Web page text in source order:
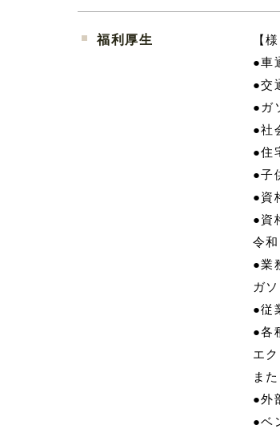
福利厚生
【
●車
●交
●ガ
●社
●住
●子
●資
●資
令
●業
ガ
●従
●各
エ
ま
●外
●ベ